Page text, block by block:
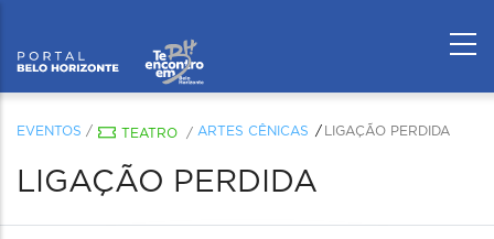
EVENTOS / TEATRO / ARTES CÊNICAS LIGAÇÃO PERDIDA
LIGAÇÃO PERDIDA